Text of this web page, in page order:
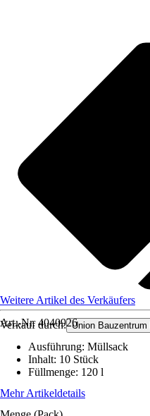
Verkauf durch: Union
Weitere Artikel des Verkäufers
Art.-Nr. 4040926
Ausführung: Müllsack
Inhalt: 10 Stück
Füllmenge: 120 l
Mehr Artikeldetails